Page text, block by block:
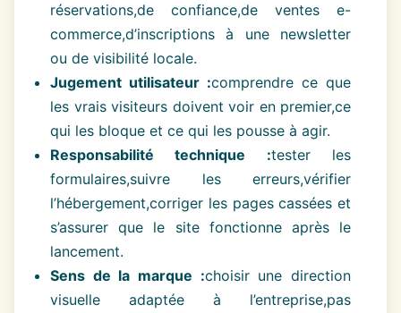
réservations,de confiance,de ventes e-
commerce,d’inscriptions à une newsletter
ou de visibilité locale.
Jugement utilisateur :comprendre ce que
les vrais visiteurs doivent voir en premier,ce
qui les bloque et ce qui les pousse à agir.
Responsabilité technique :tester les
formulaires,suivre les erreurs,vérifier
l’hébergement,corriger les pages cassées et
s’assurer que le site fonctionne après le
lancement.
Sens de la marque :choisir une direction
visuelle adaptée à l’entreprise,pas